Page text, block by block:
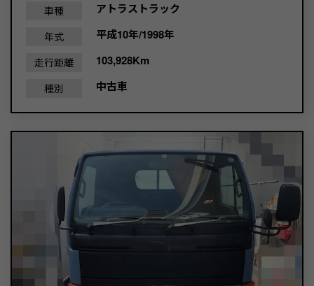
車種 アトラストラック
年式 平成10年/1998年
走行距離 103,928Km
種別 中古車